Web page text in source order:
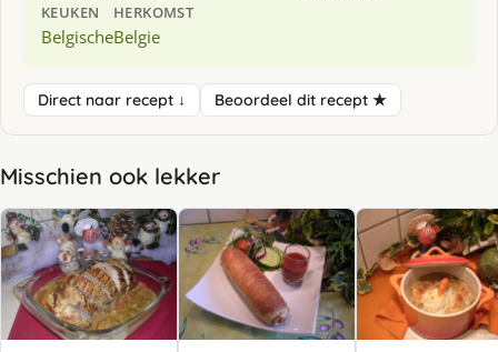
KEUKEN
Belgische
HERKOMST
Belgie
Direct naar recept ↓ Beoordeel dit recept ★
Misschien ook lekker